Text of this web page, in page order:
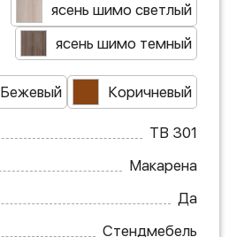
ясень шимо светлый
ясень шимо темный
Бежевый Коричневый
ТВ 301
Макарена
Да
Стендмебель